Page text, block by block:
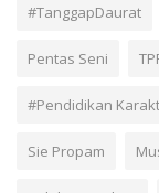
#TanggapDaurat
Pentas Seni
#Pendidikan
Sie Propam